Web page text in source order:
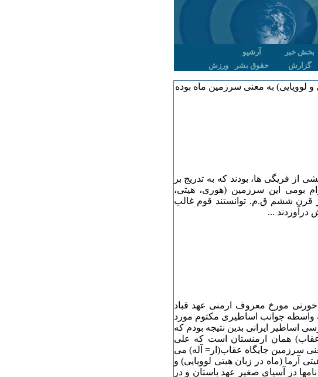
بخش خبر
آرشیو
گزارش حقوق بشر ورزش
لوویایی) به معنی سرزمین ماه بوده
از فریگی ها، بودند که به تدریج بر
بومی این سرزمین (هوری، هیتی،
قرن ششم ق.م. توانستند قوم غالب
...
خورنی مورخ معروف ارمنی عهد قباد
جوانب اساطیری مکتوم مورد
اساطیر ایرانی بدین نتیجه بودم که
همان ارمنستان است که علی
سرزمین جایگاه عقاب(ار= آله) می
آرما (ماه در زبان هیتی لوویایی) و
در آسیای صغیر عهد باستان و در